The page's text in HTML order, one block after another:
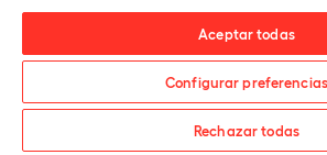
Universidad Europea © 2026. Todos Los
Aceptar todas
Configurar preferencias
Rechazar todas